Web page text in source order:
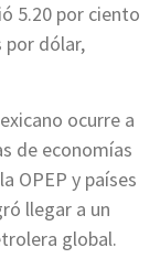
5.20 por ciento
por dólar,
ocurre a
de economías
OPEP y países
llegar a un
global.